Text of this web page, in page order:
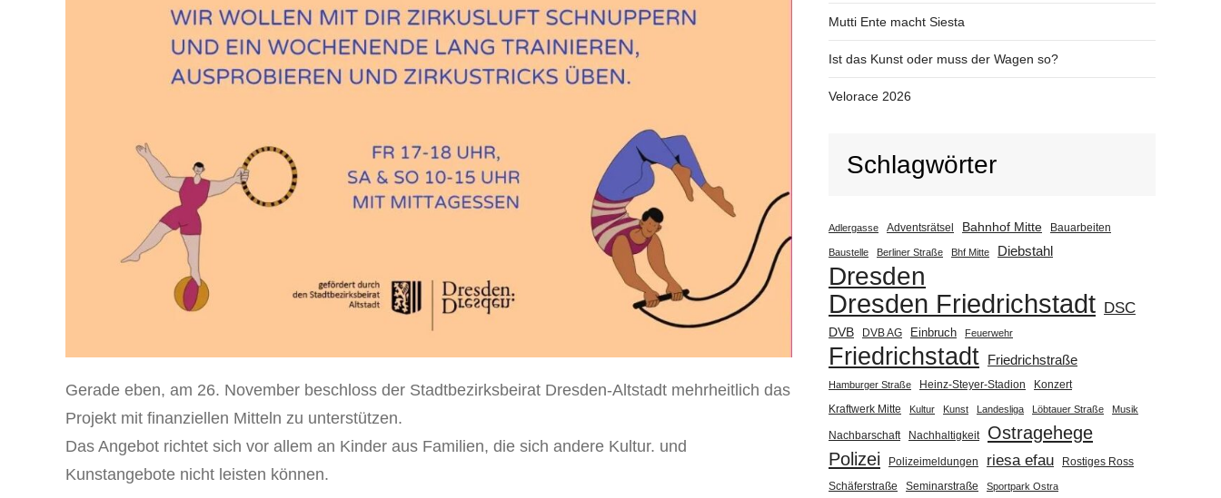
Gerade eben, am 26. November beschloss der Stadtbezirksbeirat Dresden-Altstadt mehrheitlich das
Projekt mit finanziellen Mitteln zu unterstützen.
Das Angebot richtet sich vor allem an Kinder aus Familien, die sich andere Kultur. und
Kunstangebote nicht leisten können.
Mutti Ente macht Siesta
Ist das Kunst oder muss der Wagen so?
Velorace 2026
Schlagwörter
Adlergasse Adventsrätsel Bahnhof Mitte Bauarbeiten
Baustelle Berliner Straße Bhf Mitte Diebstahl
Dresden
Dresden Friedrichstadt DSC
DVB DVB AG Einbruch Feuerwehr
Friedrichstadt Friedrichstraße
Hamburger Straße Heinz-Steyer-Stadion
Konzert
Kraftwerk Mitte
Kultur Kunst Landesliga Löbtauer Straße Musik
Nachbarschaft Nachhaltigkeit
Ostragehege
Polizei
Polizeimeldungen riesa efau Rostiges Ross
Schäferstraße Seminarstraße Sportpark Ostra